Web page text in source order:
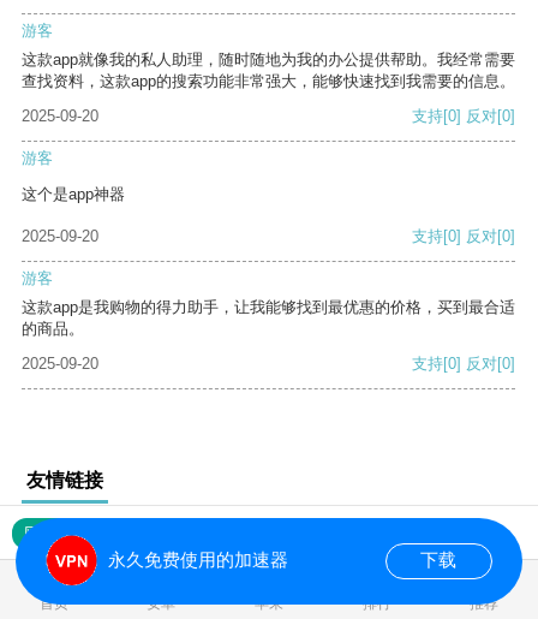
游客
这款app就像我的私人助理，随时随地为我的办公提供帮助。我经常需要
查找资料，这款app的搜索功能非常强大，能够快速找到我需要的信息。
2025-09-20
支持[0] 反对[0]
游客
这个是app神器
2025-09-20 支持[0] 反对[0]
游客
这款app是我购物的得力助手，让我能够找到最优惠的价格，买到最合适
的商品。
2025-09-20
支持[0] 反对[0]
友情链接
网站地图
首页 安卓 苹果 排行 推荐
永久免费使用的加速器 下载
0.017808s